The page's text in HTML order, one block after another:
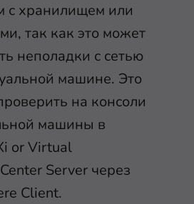
с хранилищем или
так как это может
неполадки с сетью
машине. Это
на консоли
машины в
or Virtual
Server через
Client.